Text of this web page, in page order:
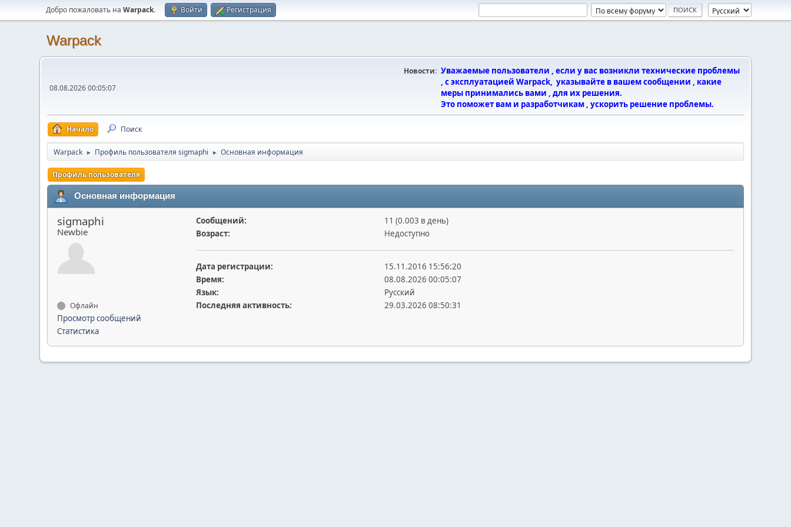
Добро пожаловать наWarpack. Войти Регистрация
Warpack
08.08.2026 00:05:07
Новости: Уважаемые пользователи , если у вас возникли технические проблемы
, с эксплуатацией Warpack, указывайте в вашем сообщении , какие
меры принимались вами , для их решения.
Это поможет вам и разработчикам , ускорить решение проблемы.
Начало Поиск
Warpack ► Профиль пользователя sigmaphi ► Основная информация
Профиль пользователя
Основная информация
sigmaphi
Newbie
Офлайн
Просмотр сообщений
Статистика
Сообщений:
11 (0.003 в день)
Возраст:
Недоступно
Дата регистрации:
15.11.2016 15:56:20
Время:
08.08.2026 00:05:07
Язык:
Русский
Последняя активность:
29.03.2026 08:50:31